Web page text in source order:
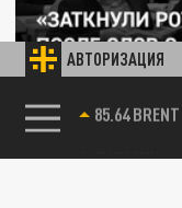
АВТОРИЗАЦИЯ
85.64 BRENT
«Заткнули
разрушает
05 АПРЕЛЯ 17:50